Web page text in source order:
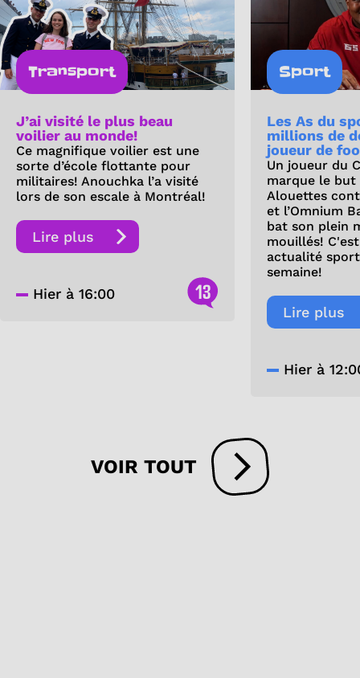
Transport
J’ai visité le plus beau
voilier au monde!
Ce magnifique voilier est une
sorte d’école flottante pour
militaires! Anouchka l’a visité
lors de son escale à Montréal!
Lire plus
Hier à 16:00 13
Sport
Les As du
millions de
joueur de
Un joueur du
marque le but
Alouettes
et l’Omnium
bat son plein
mouillés!
actualité
semaine!
Lire plus
Hier à
VOIR TOUT